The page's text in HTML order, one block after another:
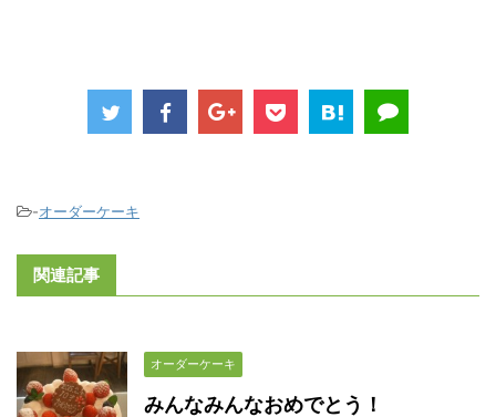
-オーダーケーキ
関連記事
オーダーケーキ
みんなみんなおめでとう！